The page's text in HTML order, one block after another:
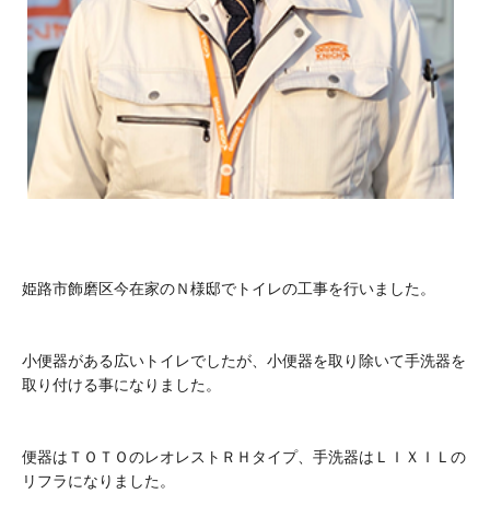
姫路市飾磨区今在家のＮ様邸でトイレの工事を行いました。
小便器がある広いトイレでしたが、小便器を取り除いて手洗器を
取り付ける事になりました。
便器はＴＯＴＯのレオレストＲＨタイプ、手洗器はＬＩＸＩＬの
リフラになりました。